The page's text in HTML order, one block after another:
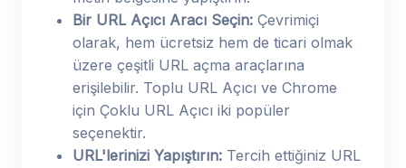
Bir URL Açıcı Aracı Seçin: Çevrimiçi
olarak, hem ücretsiz hem de ticari olmak
üzere çeşitli URL açma araçlarına
erişilebilir. Toplu URL Açıcı ve Chrome
için Çoklu URL Açıcı iki popüler
seçenektir.
URL'lerinizi Yapıştırın: Tercih ettiğiniz URL